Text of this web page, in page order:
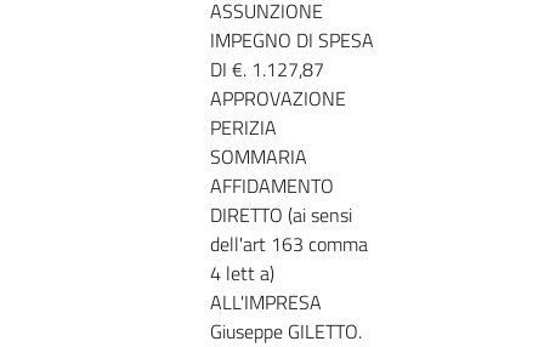
ASSUNZIONE
IMPEGNO DI SPESA
DI €. 1.127,87
APPROVAZIONE
PERIZIA
SOMMARIA
AFFIDAMENTO
DIRETTO (ai sensi
dell'art 163 comma
4 lett a)
ALL'IMPRESA
Giuseppe GILETTO.